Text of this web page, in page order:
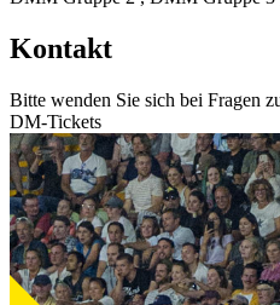
Kontakt
Bitte wenden Sie sich bei Fragen
DM-Tickets